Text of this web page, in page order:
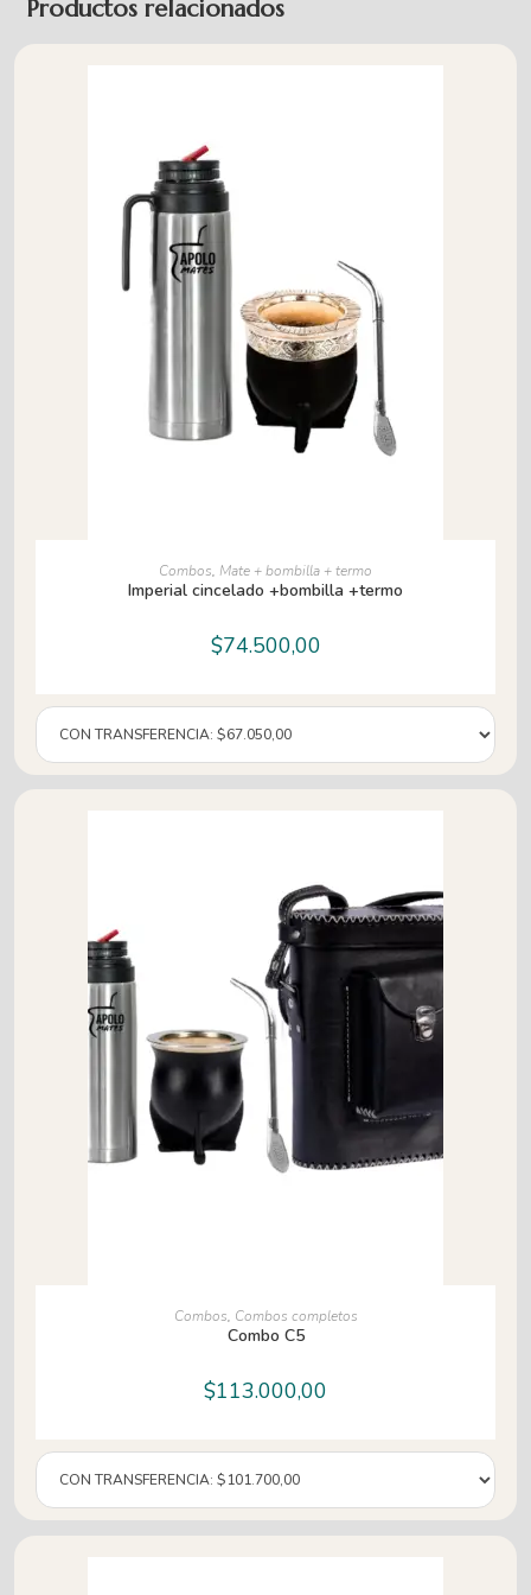
Productos relacionados
AÑADIR AL CARRITO
Combos, Mate + bombilla + termo
Imperial cincelado +bombilla +termo
$74.500,00
AÑADIR AL CARRITO
Combos, Combos completos
Combo C5
$113.000,00